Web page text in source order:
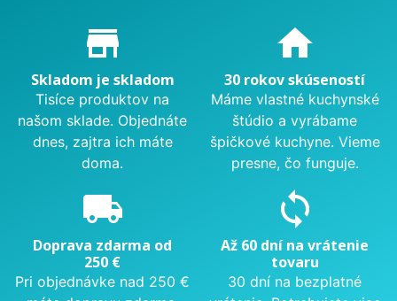
Proč nakupovat u nás?
store_mall_directory
Skladom je skladom
Tisíce produktov na
našom sklade. Objednáte
dnes, zajtra ich máte
doma.
home
30 rokov skúseností
Máme vlastné kuchynské
štúdio a vyrábame
špičkové kuchyne. Vieme
presne, čo funguje.
local_shipping
Doprava zdarma od
250 €
Pri objednávke nad 250 €
sync
Až 60 dní na vrátenie
tovaru
30 dní na bezplatné